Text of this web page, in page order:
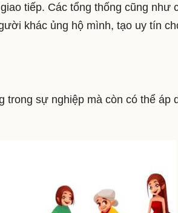
tiếp. Các tổng thống cũng như
khác ủng hộ mình, tạo uy tín
trong sự nghiệp mà còn có thể áp